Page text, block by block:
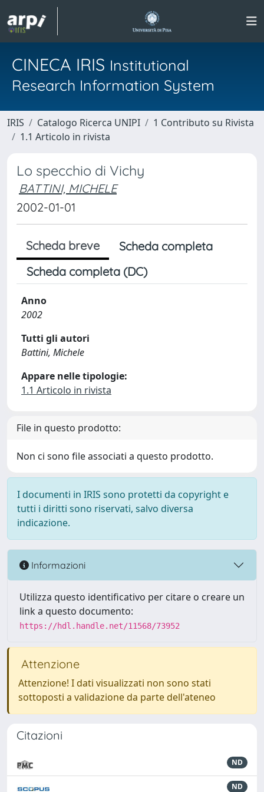
CINECA IRIS Institutional
Research Information System
IRIS Catalogo Ricerca UNIPI
1 Contributo su Rivista
1.1 Articolo in rivista
Lo specchio di Vichy
BATTINI, MICHELE
2002-01-01
Scheda breve
Scheda completa
Scheda completa (DC)
Anno
2002
Tutti gli autori
Battini, Michele
Appare nelle tipologie:
1.1 Articolo in rivista
File in questo prodotto:
Non ci sono file associati a questo prodotto.
I documenti in IRIS sono protetti da copyright e
tutti i diritti sono riservati, salvo diversa
indicazione.
Informazioni
Utilizza questo identificativo per citare o creare un
link a questo documento:
https://hdl.handle.net/11568/73952
Attenzione
Attenzione! I dati visualizzati non sono stati
sottoposti a validazione da parte dell'ateneo
Citazioni
ND
ND